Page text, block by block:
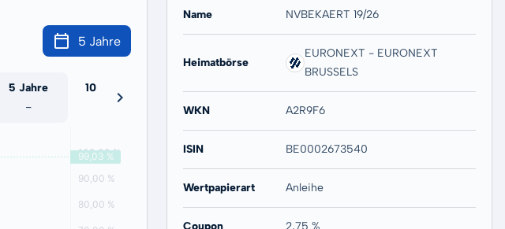
5 Jahre
5 Jahre
-
10 Jahre
-
Name NVBEKAERT 19/26
Heimatbörse
EURONEXT - EURONEXT
BRUSSELS
WKN A2R9F6
ISIN BE0002673540
Wertpapierart Anleihe
Coupon 2,75 %